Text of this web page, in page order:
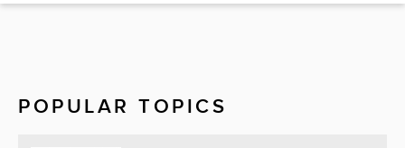
POPULAR TOPICS